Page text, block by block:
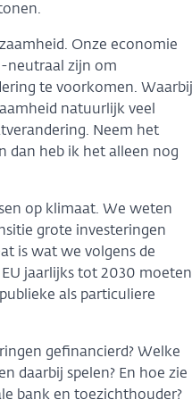
Onze economie
neutraal zijn om
te voorkomen. Waarbij
natuurlijk veel
Neem het
dan heb ik het alleen nog
op klimaat. We weten
grote investeringen
is wat we volgens de
EU jaarlijks tot 2030 moeten
als particuliere
gefinancierd? Welke
daarbij spelen? En hoe zie
bank en toezichthouder?